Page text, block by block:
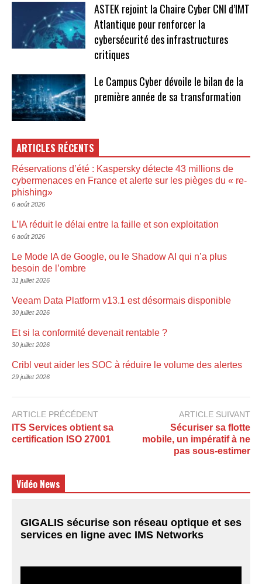
ASTEK rejoint la Chaire Cyber CNI d’IMT
Atlantique pour renforcer la
cybersécurité des infrastructures
critiques
Le Campus Cyber dévoile le bilan de la
première année de sa transformation
ARTICLES RÉCENTS
Réservations d’été : Kaspersky détecte 43 millions de
cybermenaces en France et alerte sur les pièges du « re-
phishing»
6 août 2026
L’IA réduit le délai entre la faille et son exploitation
6 août 2026
Le Mode IA de Google, ou le Shadow AI qui n’a plus
besoin de l’ombre
31 juillet 2026
Veeam Data Platform v13.1 est désormais disponible
30 juillet 2026
Et si la conformité devenait rentable ?
30 juillet 2026
Cribl veut aider les SOC à réduire le volume des alertes
29 juillet 2026
ARTICLE PRÉCÉDENT
ITS Services obtient sa
certification ISO 27001
ARTICLE SUIVANT
Sécuriser sa flotte
mobile, un impératif à ne
pas sous-estimer
Vidéo News
GIGALIS sécurise son réseau optique et ses
services en ligne avec IMS Networks